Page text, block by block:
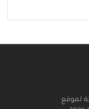
لموقع